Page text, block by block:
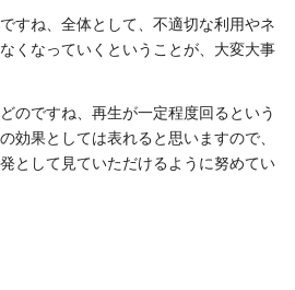
すね、全体として、不適切な利用やネ
くなっていくということが、大変大事
のですね、再生が一定程度回るという
効果としては表れると思いますので、
として見ていただけるように努めてい